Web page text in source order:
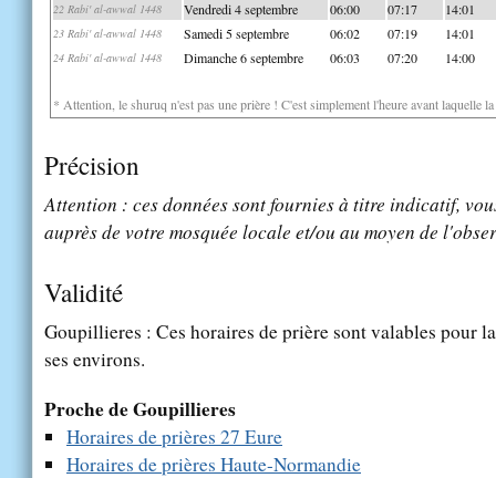
22 Rabi' al-awwal 1448 Vendredi 4 septembre 06:00 07:17 14:01
23 Rabi' al-awwal 1448 Samedi 5 septembre 06:02 07:19 14:01
24 Rabi' al-awwal 1448 Dimanche 6 septembre 06:03 07:20 14:00
* Attention, le shuruq n'est pas une prière ! C'est simplement l'heure avant laquelle
Précision
Attention : ces données sont fournies à titre indicatif,
auprès de votre mosquée locale et/ou au moyen de
Validité
Goupillieres : Ces horaires de prière sont valables pour
ses environs.
Proche de Goupillieres
Horaires de prières 27 Eure
Horaires de prières Haute-Normandie